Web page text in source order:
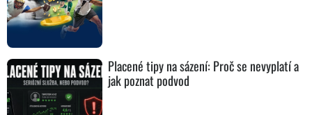
Placené tipy na sázení: Proč se nevyplatí a
jak poznat podvod